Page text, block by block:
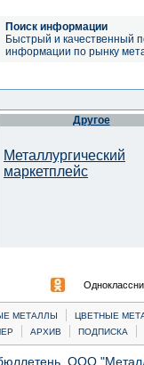
Поиск информации
Быстрый и качественный
информации по рынку
Другое
Металлургический
маркетплейс
МЕТАЛЛЫ |
ЦВЕТНЫЕ
| АРХИВ | ПОДПИСКА |
ООО